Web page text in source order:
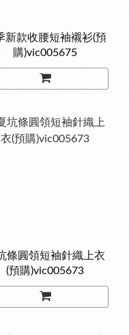
新款收腰短袖襯衫(預
購)vic005675
條圓領短袖針織上衣
(預購)vic005673